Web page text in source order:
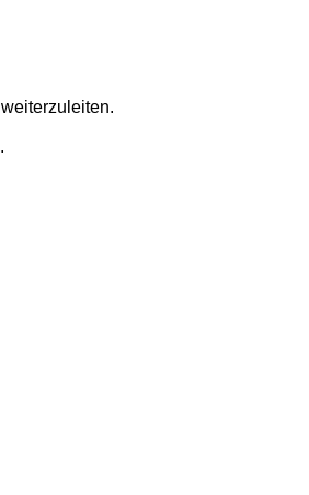
weiterzuleiten.
.